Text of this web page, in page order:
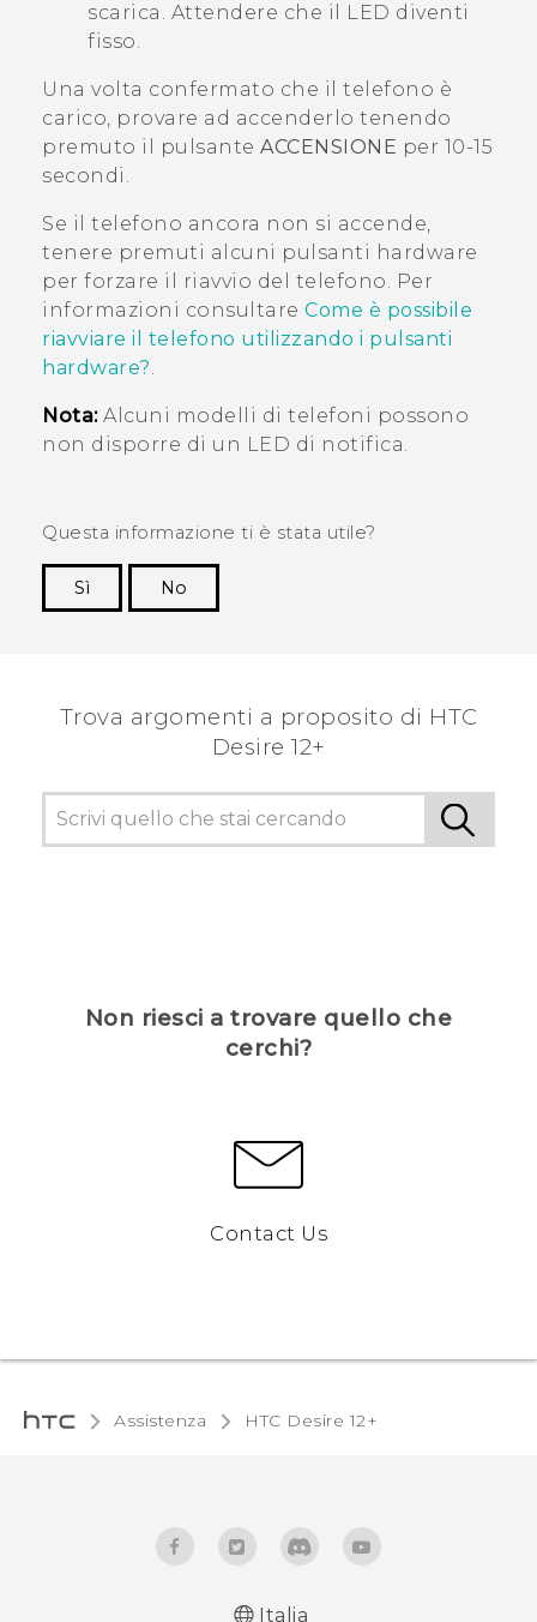
scarica. Attendere che il LED diventi
fisso.
Una volta confermato che il telefono è
carico, provare ad accenderlo tenendo
premuto il pulsante ACCENSIONE per 10-15
secondi.
Se il telefono ancora non si accende,
tenere premuti alcuni pulsanti hardware
per forzare il riavvio del telefono. Per
informazioni consultare Come è possibile
riavviare il telefono utilizzando i pulsanti
hardware?.
Nota:Alcuni modelli di telefoni possono
non disporre di un LED di notifica.
Questa informazione ti è stata utile?
Sì
No
Trova argomenti a proposito di HTC
Desire 12+
Non riesci a trovare quello che
cerchi?
Contact Us
Assistenza HTC Desire 12+‎
Italia